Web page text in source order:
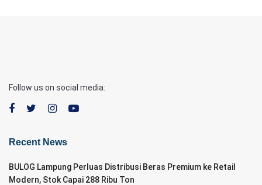
Follow us on social media:
Recent News
BULOG Lampung Perluas Distribusi Beras Premium ke Retail
Modern, Stok Capai 288 Ribu Ton